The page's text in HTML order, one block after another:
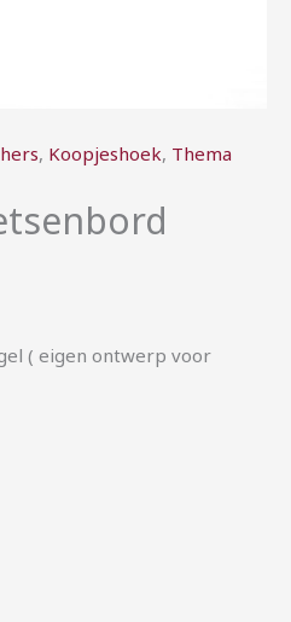
, Koopjeshoek, Thema
( eigen ontwerp voor